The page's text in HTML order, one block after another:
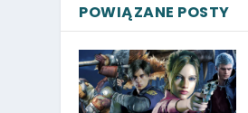
POWIĄZANE POSTY